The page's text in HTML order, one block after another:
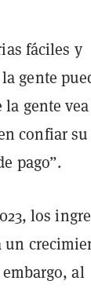
fáciles y
gente
gente
confiar su
pago”.
los
un
al